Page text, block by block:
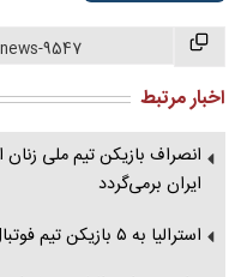
9547
اخبار مرتبط
انصراف بازیکن تیم ملی زنان
ایران برمی‌گردد
استرالیا به ۵ بازیکن تیم فوتبال زنان ایران پناهندگی داد